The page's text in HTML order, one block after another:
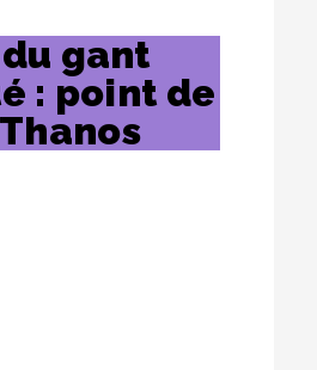
gant
: point de